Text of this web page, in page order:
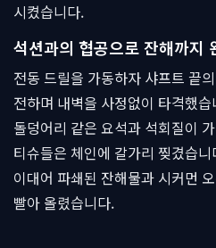
시켰습니다.
석션과의 협공으로 잔해까지
전동 드릴을 가동하자 샤프트 끝
전하며 내벽을 사정없이 타격했습
돌덩어리 같은 요석과 석회질이
티슈들은 체인에 갈가리 찢겼습니
이대어 파쇄된 잔해물과 시커먼
빨아 올렸습니다.